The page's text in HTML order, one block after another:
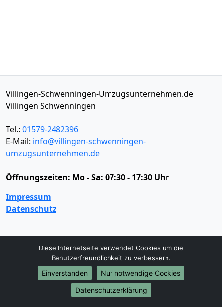
Villingen-Schwenningen-Umzugsunternehmen.de
Villingen Schwenningen
Tel.: 01579-2482396
E-Mail: info@villingen-schwenningen-
umzugsunternehmen.de
Öffnungszeiten: Mo - Sa: 07:30 - 17:30 Uhr
Impressum
Datenschutz
Umzugsservice
Umzugsservice Behördenumzug
Büroumzug
Fernumzug
Firmenumzug
Laborumzug
Praxisumzug
Privatumzug
Studentenumzug
Beiladung
Diese Internetseite verwendet Cookies um die
Benutzerfreundlichkeit zu verbessern.
Einverstanden
Nur notwendige Cookies
Datenschutzerklärung